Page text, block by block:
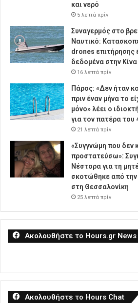
και νερό
5 λεπτά πρίν
Συναγερμός στο
Ναυτικό:
drones επιτήρησης
δεδομένα στην Κίνα
16 λεπτά πρίν
Πάρος: «Δεν ήταν
πριν έναν μήνα το
μόνο» λέει ο
για τον πατέρα του
21 λεπτά πρίν
«Συγγνώμη που δεν
προστατεύσω»:
Νέστορα για τη
σκοτώθηκε από την
στη Θεσσαλονίκη
25 λεπτά πρίν
Ακολουθήστε το Hours.gr News
Ακολουθήστε το Hours Chat